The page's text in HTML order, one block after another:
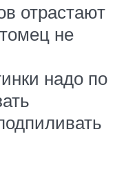
отрастают
не
надо по